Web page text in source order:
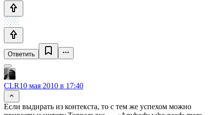
Ответить
CLR10 мая 2010 в 17:40
Если выдирать из контекста, то с тем же успехом можно